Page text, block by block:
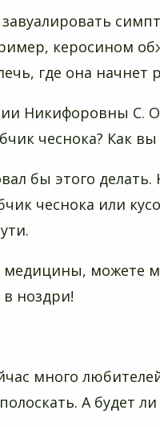
керосином
где она начнет
Никифоровны С.
чеснока? Как
бы этого
чеснока или
можете
ноздри!
много
А будет ли